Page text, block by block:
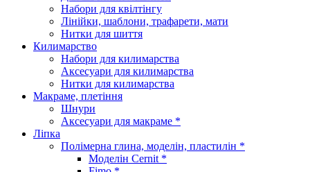
Набори для квілтінгу
Лінійки, шаблони, трафарети, мати
Нитки для шиття
Килимарство
Набори для килимарства
Аксесуари для килимарства
Нитки для килимарства
Макраме, плетіння
Шнури
Аксесуари для макраме *
Ліпка
Полімерна глина, моделін, пластилін *
Моделін Cernit *